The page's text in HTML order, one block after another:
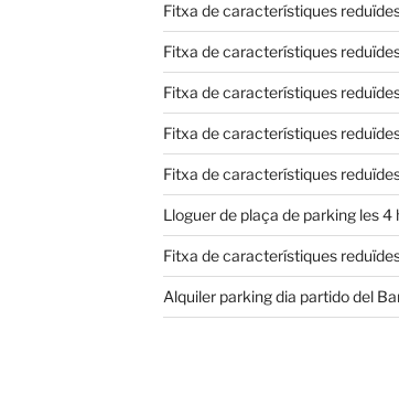
Fitxa de característiques
Fitxa de característiques
Fitxa de característiques
Fitxa de característiques
Fitxa de característiques
Lloguer de plaça de parking les
Fitxa de característiques
Alquiler parking dia partido del